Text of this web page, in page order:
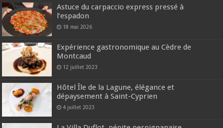
Astuce du carpaccio express pressé à
l’espadon
18 mai 2026
Expérience gastronomique au Cèdre de
Montcaud
12 juillet 2023
Hôtel Île de la Lagune, élégance et
dépaysement à Saint-Cyprien
4 juillet 2023